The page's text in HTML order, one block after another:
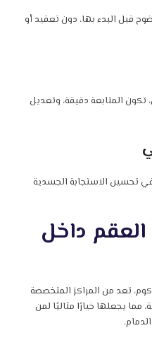
قبل البدء بها، دون تعقيد أو
المتابعة دقيقة، وتعديل
تحسين الاستجابة الجسدية
العقم داخل
تعد من المراكز المتخصصة
مما يجعلها خيارًا مثاليًا لمن